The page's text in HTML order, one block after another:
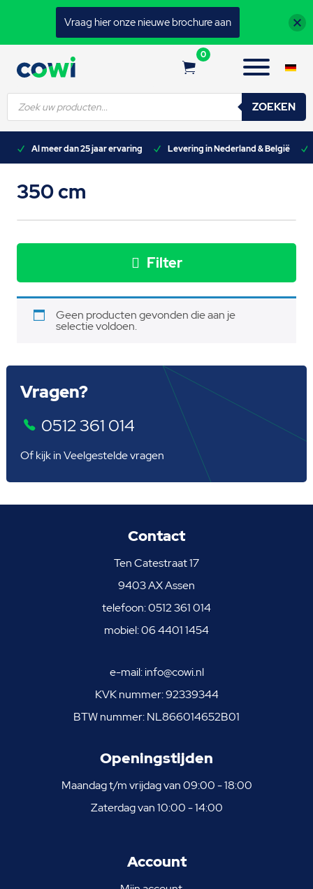
0
Producten
zoeken ZOEKEN
Al meer dan 25 jaar ervaring Levering in Nederland & België
350 cm
Filter
Geen producten gevonden die aan je
selectie voldoen.
Vragen?
0512 361 014
Of kijk inVeelgestelde vragen
Contact
Ten Catestraat 17
9403 AX Assen
telefoon:0512 361 014
mobiel:06 4401 1454
e-mail:info@cowi.nl
KVK nummer: 92339344
BTW nummer: NL866014652B01
Openingstijden
Maandag t/m vrijdag van 09:00 - 18:00
Zaterdag van 10:00 - 14:00
Account
Vraag hier onze nieuwe brochure aan